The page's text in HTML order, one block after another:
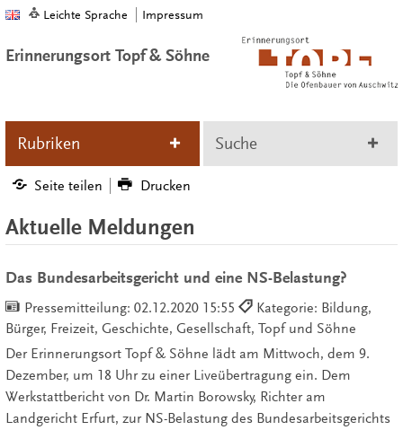
Leichte Sprache Impressum
Erinnerungsort Topf & Söhne
Rubriken Suche
Seite teilen Drucken
Aktuelle Meldungen
Das Bundesarbeitsgericht und eine NS-Belastung?
Pressemitteilung: 02.12.2020 15:55
Kategorie: Bildung,
Bürger, Freizeit, Geschichte, Gesellschaft, Topf und Söhne
Der Erinnerungsort Topf & Söhne lädt am Mittwoch, dem 9.
Dezember, um 18 Uhr zu einer Liveübertragung ein. Dem
Werkstattbericht von Dr. Martin Borowsky, Richter am
Landgericht Erfurt, zur NS-Belastung des Bundesarbeitsgerichts